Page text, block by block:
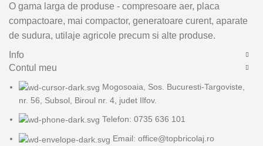
O gama larga de produse - compresoare aer, placa
compactoare, mai compactor, generatoare curent, aparate
de sudura, utilaje agricole precum si alte produse.
Info
Contul meu
Mogosoaia, Sos. Bucuresti-Targoviste,
nr. 56, Subsol, Biroul nr. 4, judet Ilfov.
Telefon: 0735 636 101
Email: office@topbricolaj.ro